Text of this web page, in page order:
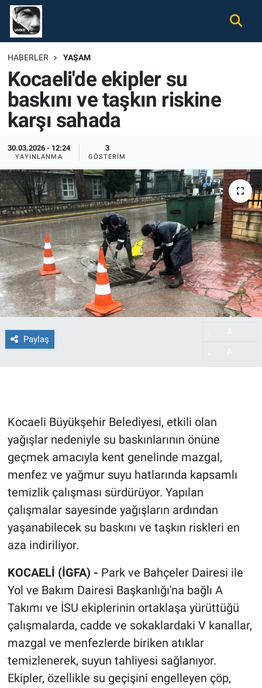
HABERLER YAŞAM
Kocaeli'de ekipler su
baskını ve taşkın riskine
karşı sahada
30.03.2026 - 12:24
YAYINLANMA
3
GÖSTERIM
Paylaş
Kocaeli Büyükşehir Belediyesi, etkili olan
yağışlar nedeniyle su baskınlarının önüne
geçmek amacıyla kent genelinde mazgal,
menfez ve yağmur suyu hatlarında kapsamlı
temizlik çalışması sürdürüyor. Yapılan
çalışmalar sayesinde yağışların ardından
yaşanabilecek su baskını ve taşkın riskleri en
aza indiriliyor.
KOCAELİ (İGFA) - Park ve Bahçeler Dairesi ile
Yol ve Bakım Dairesi Başkanlığı'na bağlı A
Takımı ve İSU ekiplerinin ortaklaşa yürüttüğü
çalışmalarda, cadde ve sokaklardaki V kanallar,
mazgal ve menfezlerde biriken atıklar
temizlenerek, suyun tahliyesi sağlanıyor.
Ekipler, özellikle su geçişini engelleyen çöp,
Gündem
Ekonomi
Spor
Magazin
Tüm Haberler
İletişim
Künye
Nöbetçi Eczaneler
Hava Durumu
Namaz Vakitleri
Trafik Durumu
Süper Lig Puan Durumu ve Fikstür
Tüm Manşetler
Son Dakika Haberleri
Haber Arşivi